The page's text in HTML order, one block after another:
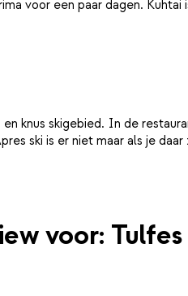
en knus skigebied. In de
ski is er niet maar als je
voor: Tulfes